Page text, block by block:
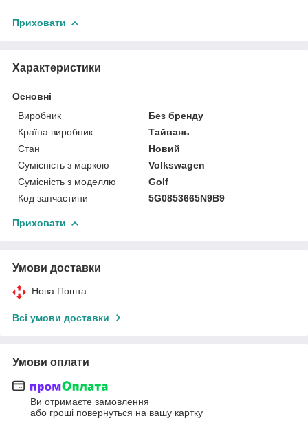
Приховати
Характеристики
Основні
Виробник
Без бренду
Країна виробник
Тайвань
Стан
Новий
Сумісність з маркою
Volkswagen
Сумісність з моделлю
Golf
Код запчастини
5G0853665N9B9
Приховати
Умови доставки
Нова Пошта
Всі умови доставки
Умови оплати
Ви отримаєте замовлення
або гроші повернуться на вашу картку